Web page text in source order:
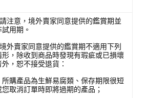
注意，境外賣家同意提供的鑑賞期並
試用期。
外賣家同意提供的鑑賞期不適用下列
形，除收到商品時發現有瑕疵或已損壞
外，恕不接受退貨：
所購產品為生鮮易腐類、保存期限很短
您取消訂單時即將過期的產品；